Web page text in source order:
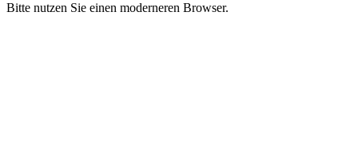
Bitte nutzen Sie einen moderneren Browser.